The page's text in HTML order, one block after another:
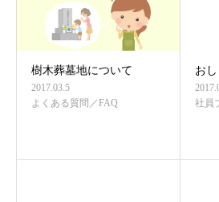
樹木葬墓地について
2017.03.5
よくある質問／FAQ
お
社員